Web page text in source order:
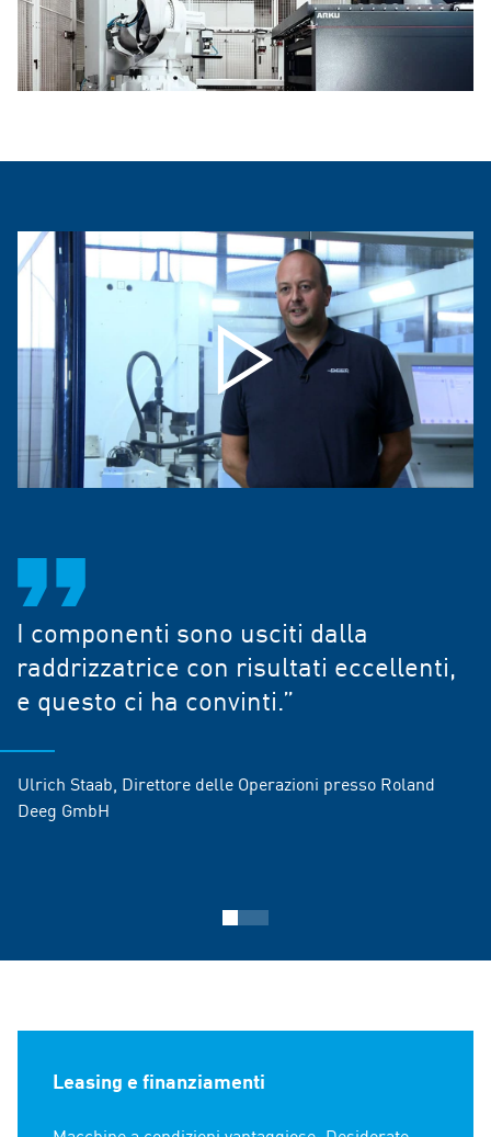
I componenti sono usciti dalla
raddrizzatrice con risultati eccellenti,
e questo ci ha convinti.”
Ulrich Staab, Direttore delle Operazioni presso Roland
Deeg GmbH
Leasing e finanziamenti